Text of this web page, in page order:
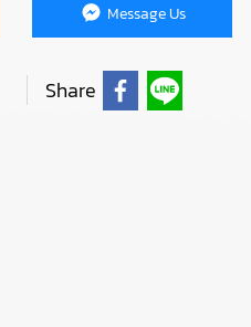
Message Us
Share